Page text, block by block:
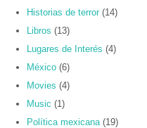
Historias de terror (14)
Libros (13)
Lugares de Interés (4)
México (6)
Movies (4)
Music (1)
Política mexicana (19)